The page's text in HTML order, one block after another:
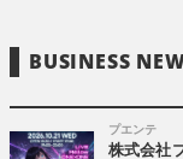
BUSINESS
プエンテ
株式会社